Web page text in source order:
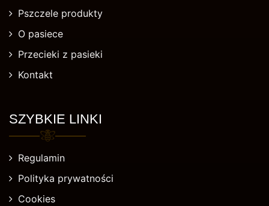
Pszczele produkty
O pasiece
Przecieki z pasieki
Kontakt
SZYBKIE LINKI
Regulamin
Polityka prywatności
Cookies